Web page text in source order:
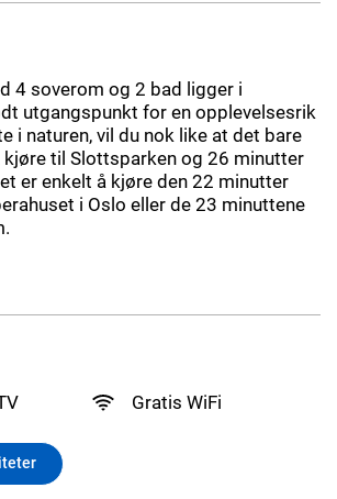
4 soverom og 2 bad ligger i
utgangspunkt for en opplevelsesrik
i naturen, vil du nok like at det bare
til Slottsparken og 26 minutter
er enkelt å kjøre den 22 minutter
i Oslo eller de 23 minuttene
Gratis WiFi